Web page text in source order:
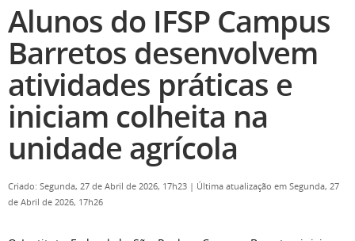
Alunos do IFSP Campus
Barretos desenvolvem
atividades práticas e
iniciam colheita na
unidade agrícola
Criado: Segunda, 27 de Abril de 2026, 17h23 | Última atualização em Segunda, 27
de Abril de 2026, 17h26